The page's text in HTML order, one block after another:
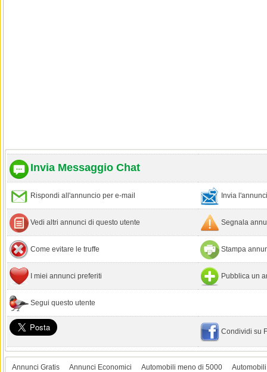
Invia Messaggio Chat
Rispondi all'annuncio per e-mail Invia
Vedi altri annunci di questo utente Segnala
Come evitare le truffe Stampa
I miei annunci preferiti Pubblica un
Segui questo utente
Condividi su
Annunci Gratis Annunci Economici Automobili meno di 5000